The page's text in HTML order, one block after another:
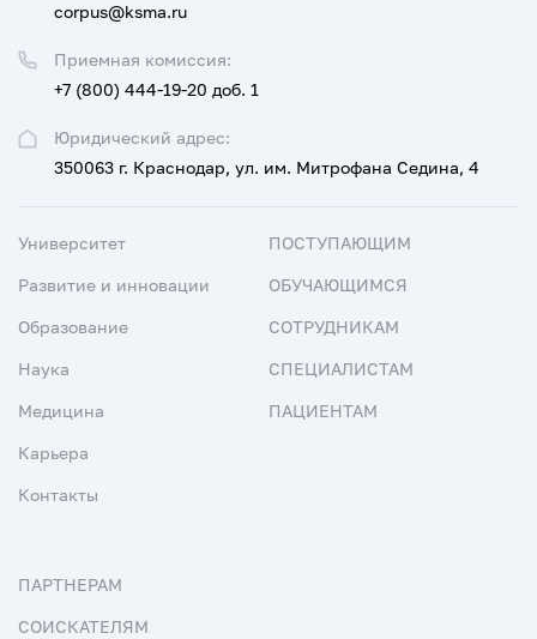
Юридический адрес:
350063 г. Краснодар, ул. им. Митрофана Седина, 4
Приемная комиссия:
+7 (800) 444-19-20 доб. 1
corpus@ksma.ru
Университет
Развитие и инновации
Образование
Наука
Медицина
Карьера
Контакты
ПОСТУПАЮЩИМ
ОБУЧАЮЩИМСЯ
СОТРУДНИКАМ
СПЕЦИАЛИСТАМ
ПАЦИЕНТАМ
ПАРТНЕРАМ
СОИСКАТЕЛЯМ